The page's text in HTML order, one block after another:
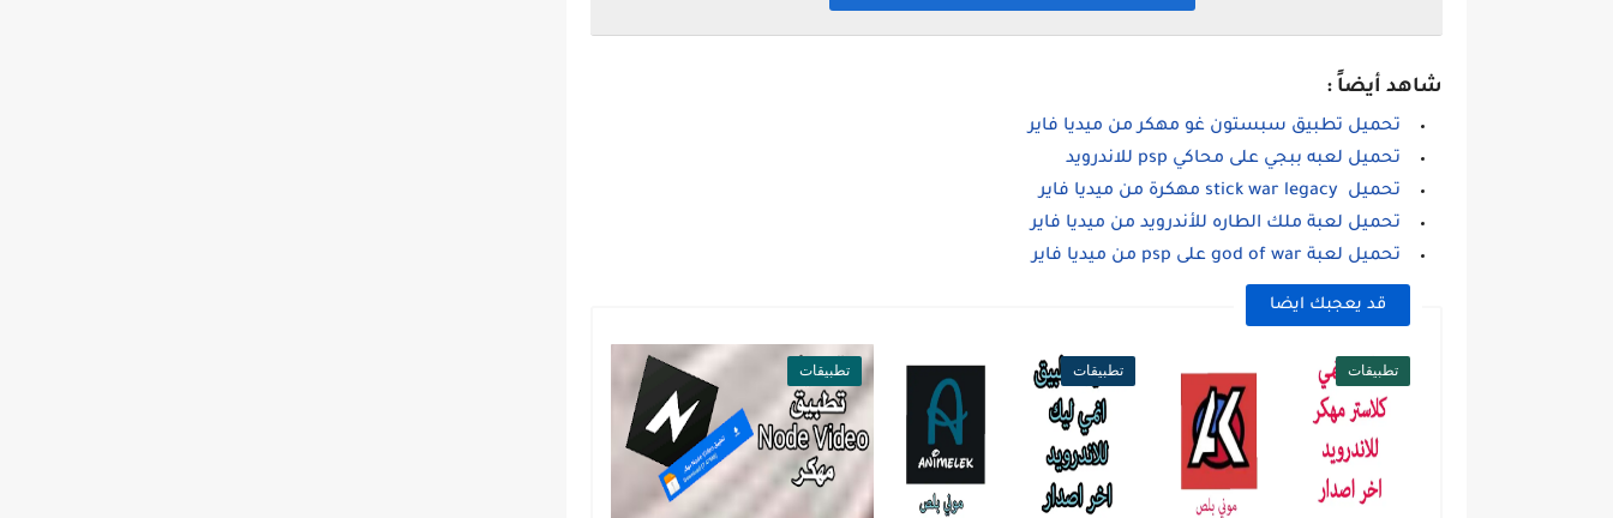
شاهد أيضاً :
تحميل تطبيق سبستون غو مهكر من ميديا فاير
تحميل لعبه ببجي على محاكي psp للاندرويد
تحميل stick war legacy مهكرة من ميديا فاير
تحميل لعبة ملك الطاره للأندرويد من ميديا فاير
تحميل لعبة god of war على psp من ميديا فاير
قد يعجبك ايضا
تطبيقات تطبيقات تطبيقات